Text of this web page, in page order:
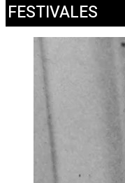
FESTIVALES